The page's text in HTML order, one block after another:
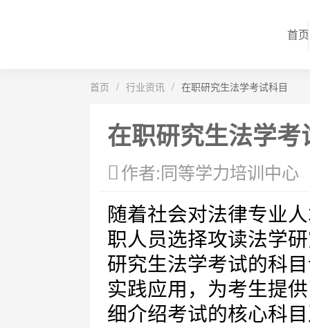
首页
首页 / 行业资讯 / 在职研究生法学考试科目
在职研究生法学考
作者:同等学力培训中心
随着社会对法律专业
职人员选择攻读法学
研究生法学考试的科
实践应用，为考生提
细介绍考试的核心科